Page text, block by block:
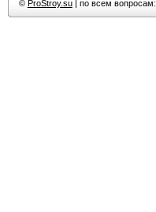
© ProStroy.su| по всем вопросам: